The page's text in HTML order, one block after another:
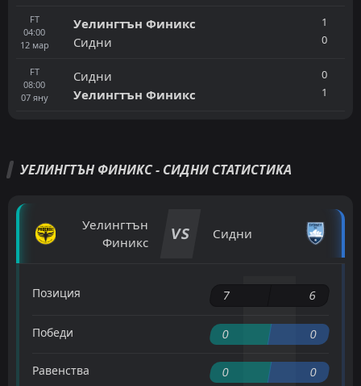
FT
04:00
12 мар
Уелингтън Финикс
Сидни
1
0
FT
08:00
07 яну
Сидни
Уелингтън Финикс
0
1
УЕЛИНГТЪН ФИНИКС - СИДНИ СТАТИСТИКА
Уелингтън
Финикс
VS Сидни
Позиция 7 6
Победи 0 0
Равенства 0 0